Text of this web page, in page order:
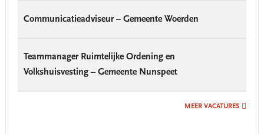
Communicatieadviseur – Gemeente Woerden
Teammanager Ruimtelijke Ordening en
Volkshuisvesting – Gemeente Nunspeet
MEER VACATURES